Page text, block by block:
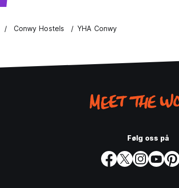
Conwy Hostels YHA Conwy
Følg oss på